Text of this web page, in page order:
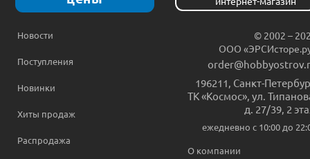
Новости
Поступления
Новинки
Хиты продаж
Распродажа
© 2002 –
ООО
196211 Санкт-
ТК «Космос», ул.
д. 27/39, 2
ежедневно c 10:00 до
О компании